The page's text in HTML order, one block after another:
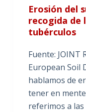
Erosión del
recogida de
tubérculos
Fuente: JOINT
European Soil
hablamos de
tener en
referimos a